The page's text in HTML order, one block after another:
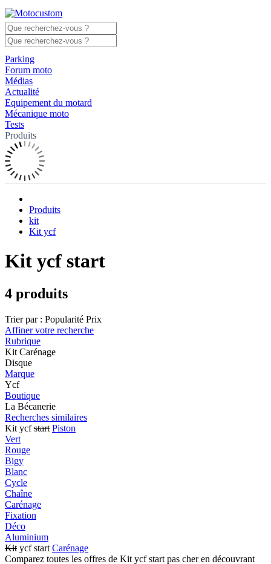
Parking
Forum moto
Médias
Actualité
Equipement du motard
Mécanique moto
Tests
Produits
Produits
kit
Kit ycf
Kit ycf start
4 produits
Trier par : Popularité Prix
Affiner votre recherche
Rubrique
Kit Carénage
Disque
Marque
Ycf
Boutique
La Bécanerie
Recherches similaires
Kit ycfstart Piston
Vert
Rouge
Bigy
Blanc
Cycle
Chaîne
Carénage
Fixation
Déco
Aluminium
Kit ycf start Carénage
Comparez toutes les offres de Kit ycf start pas cher en découvrant